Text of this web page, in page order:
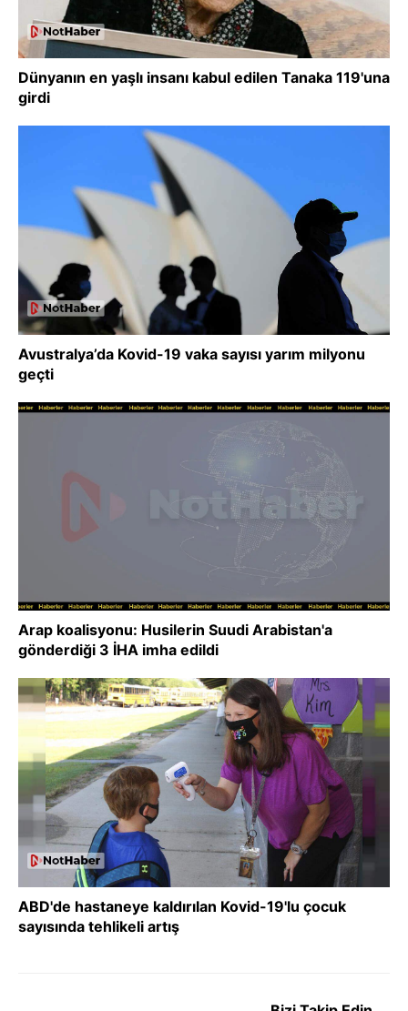
Dünyanın en yaşlı insanı kabul edilen Tanaka 119'una
girdi
Avustralya’da Kovid-19 vaka sayısı yarım milyonu
geçti
Arap koalisyonu: Husilerin Suudi Arabistan'a
gönderdiği 3 İHA imha edildi
ABD'de hastaneye kaldırılan Kovid-19'lu çocuk
sayısında tehlikeli artış